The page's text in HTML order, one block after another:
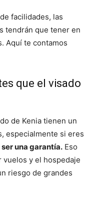
facilidades, las
tendrán que tener en
Aquí te contamos
que el visado
de Kenia tienen un
especialmente si eres
una garantía. Eso
y el hospedaje
riesgo de grandes